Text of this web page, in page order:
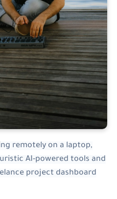
remotely on a laptop,
AI-powered tools
project dashboard